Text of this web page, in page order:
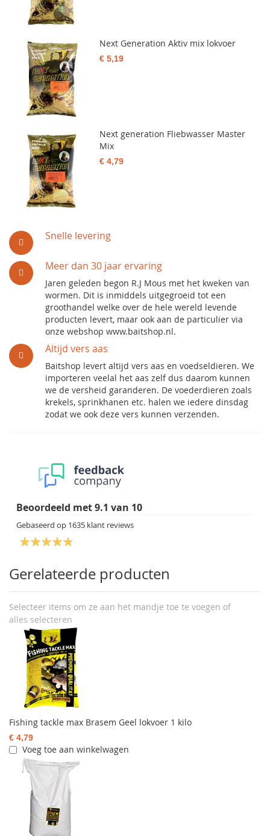
Snelle levering
Meer dan 30 jaar ervaring
Jaren geleden begon R.J Mous met het kweken van
wormen. Dit is inmiddels uitgegroeid tot een
groothandel welke over de hele wereld levende
producten levert, maar ook aan de particulier via
onze webshop www.baitshop.nl.
Altijd vers aas
Baitshop levert altijd vers aas en voedseldieren. We
importeren veelal het aas zelf dus daarom kunnen
we de versheid garanderen. De voederdieren zoals
krekels, sprinkhanen etc. halen we iedere dinsdag
zodat we ook deze vers kunnen verzenden.
Beoordeeld met9.1 van 10
Gebaseerd op 1635 klant reviews
Gerelateerde producten
Selecteer items om ze aan het mandje toe te voegen of
alles selecteren
Fishing tackle max Brasem Geel lokvoer 1 kilo
€ 4,79
Voeg toe aan winkelwagen
Next Generation Aktiv mix lokvoer
€ 5,19
Next generation Fliebwasser Master
Mix
€ 4,79